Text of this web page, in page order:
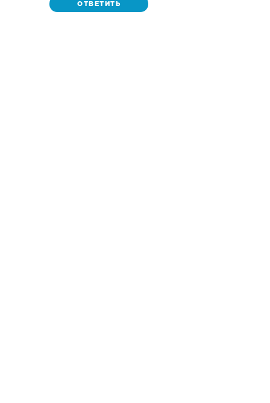
ОТВЕТИТЬ